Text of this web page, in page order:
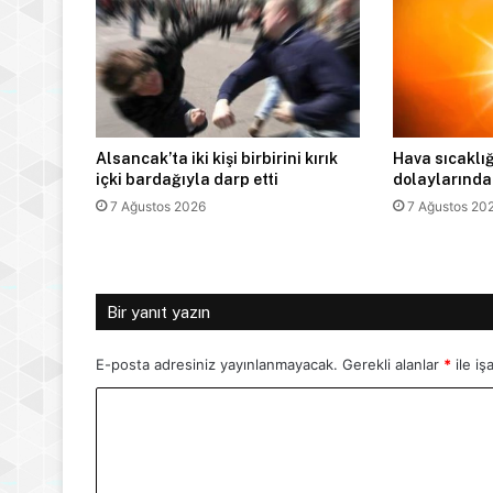
Alsancak’ta iki kişi birbirini kırık
içki bardağıyla darp etti
7 Ağustos 2026
Hava
7 Ağustos
Bir yanıt yazın
E-posta adresiniz yayınlanmayacak. Gerekli alanlar * ile